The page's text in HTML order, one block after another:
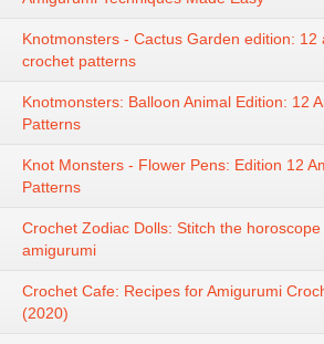
Knotmonsters - Cactus Garden edition: 12
crochet patterns
Knotmonsters: Balloon Animal Edition: 12
Patterns
Knot Monsters - Flower Pens: Edition 12
Patterns
Crochet Zodiac Dolls: Stitch the
amigurumi
Crochet Cafe: Recipes for Amigurumi
(2020)